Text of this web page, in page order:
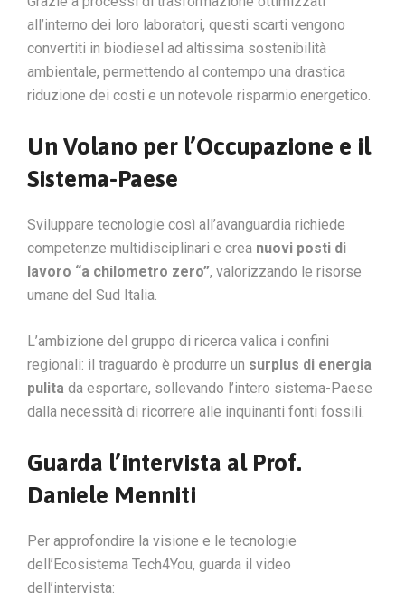
all’interno dei loro laboratori, questi scarti vengono
convertiti in biodiesel ad altissima sostenibilità
ambientale, permettendo al contempo una drastica
riduzione dei costi e un notevole risparmio energetico.
Un Volano per l’Occupazione e il
Sistema-Paese
Sviluppare tecnologie così all’avanguardia richiede
competenze multidisciplinari e crea nuovi posti di
lavoro “a chilometro zero”, valorizzando le risorse
umane del Sud Italia.
L’ambizione del gruppo di ricerca valica i confini
regionali: il traguardo è produrre un surplus di energia
pulita da esportare, sollevando l’intero sistema-Paese
dalla necessità di ricorrere alle inquinanti fonti fossili.
Guarda l’intervista al Prof.
Daniele Menniti
Per approfondire la visione e le tecnologie
dell’Ecosistema Tech4You, guarda il video
dell’intervista: